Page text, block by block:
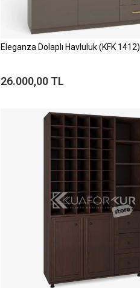
Eleganza Dolaplı Havluluk (KFK 1412)
26.000,00 TL